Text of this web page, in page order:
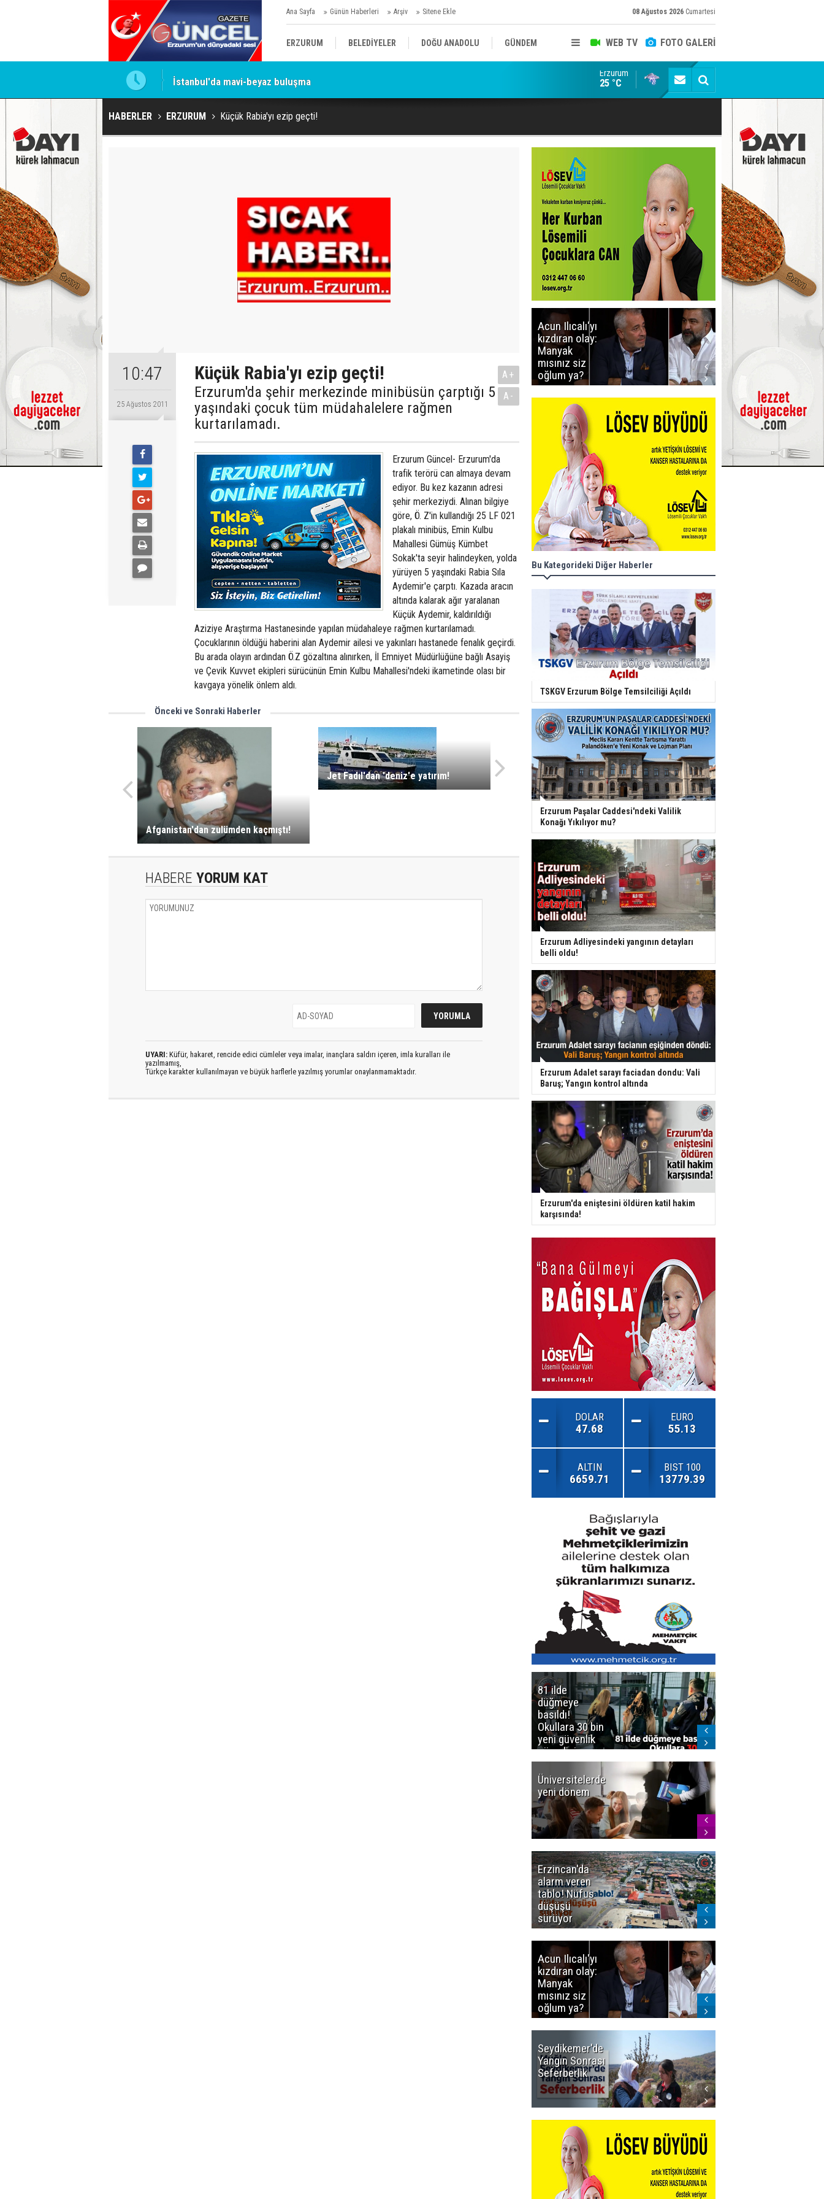
Ana Sayfa Günün Haberleri Arşiv Sitene Ekle 08 Ağustos 2026 Cumartesi
WEB TV FOTO GALERİ
ERZURUM BELEDİYELER DOĞU ANADOLU GÜNDEM
SİYASET
KÜLTÜR/SANAT//MAĞAZİN
İstanbul'da mavi-beyaz buluşma Erzurumspor Store'de yoğunluk
Erzurum
25 °C
HABERLER ERZURUM Küçük Rabia'yı ezip geçti!
10:47
25 Ağustos 2011
Küçük Rabia'yı ezip geçti!
Erzurum'da şehir merkezinde minibüsün çarptığı 5
yaşındaki çocuk tüm müdahalelere rağmen
kurtarılamadı.
A+
A-
Erzurum Güncel- Erzurum'da
trafik terörü can almaya devam
ediyor. Bu kez kazanın adresi
şehir merkeziydi. Alınan bilgiye
göre, Ö. Z'in kullandığı 25 LF 021
plakalı minibüs, Emin Kulbu
Mahallesi Gümüş Kümbet
Sokak'ta seyir halindeyken, yolda
yürüyen 5 yaşındaki Rabia Sıla
Aydemir'e çarptı. Kazada aracın
altında kalarak ağır yaralanan
Küçük Aydemir, kaldırıldığı
Aziziye Araştırma Hastanesinde yapılan müdahaleye rağmen kurtarılamadı.
Çocuklarının öldüğü haberini alan Aydemir ailesi ve yakınları hastanede fenalık geçirdi.
Bu arada olayın ardından Ö.Z gözaltına alınırken, İl Emniyet Müdürlüğüne bağlı Asayiş
ve Çevik Kuvvet ekipleri sürücünün Emin Kulbu Mahallesi'ndeki ikametinde olası bir
kavgaya yönelik önlem aldı.
Önceki ve Sonraki Haberler
Afganistan'dan zulümden kaçmıştı!
Jet Fadıl'dan 'deniz'e yatırım!
HABERE YORUM KAT
UYARI: Küfür, hakaret, rencide edici cümleler veya imalar, inançlara saldırı içeren, imla kuralları ile
yazılmamış,
Türkçe karakter kullanılmayan ve büyük harflerle yazılmış yorumlar onaylanmamaktadır.
Acun Ilıcalı'yı
kızdıran olay:
Manyak
mısınız siz
oğlum ya?
buluşma
Bu Kategorideki Diğer Haberler
TSKGV Erzurum Bölge Temsilciliği Açıldı
Erzurum Paşalar Caddesi'ndeki Valilik
Konağı Yıkılıyor mu?
Erzurum Adliyesindeki yangının detayları
belli oldu!
Erzurum Adalet sarayı faciadan dondu: Vali
Baruş; Yangın kontrol altında
Erzurum'da eniştesini öldüren katil hakim
karşısında!
DOLAR
47.68
EURO
55.13
ALTIN
6659.71
BIST 100
13779.39
81 ilde
düğmeye
basıldı!
Okullara 30 bin
yeni güvenlik
görevlisi
Üniversitelerde
yeni dönem
Erzincan'da
alarm veren
tablo! Nüfus
düşüşü
sürüyor
Acun Ilıcalı'yı
kızdıran olay:
Manyak
mısınız siz
oğlum ya?
Seydikemer'de
Yangın Sonrası
Seferberlik